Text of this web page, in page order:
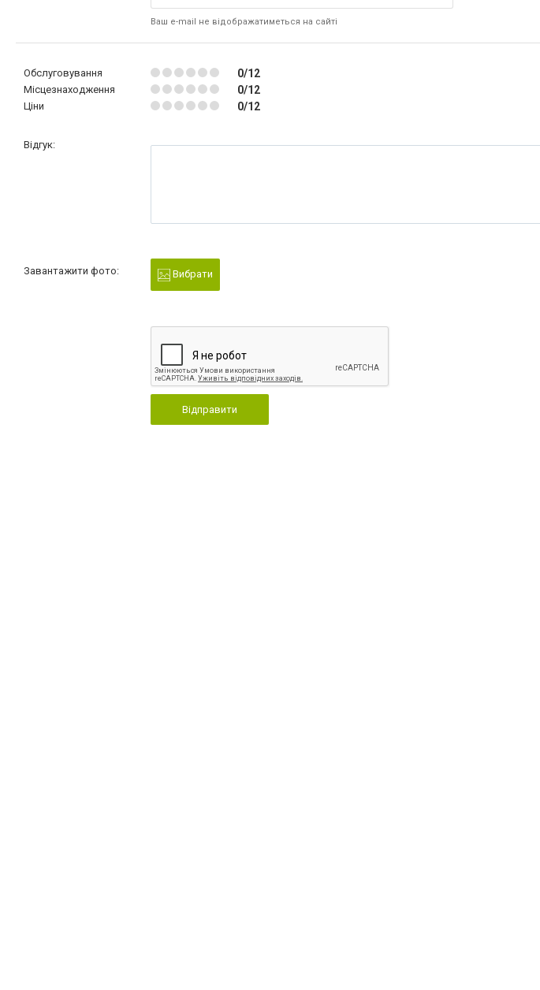
Ваш e-mail не відображатиметься на сайті
Обслуговування 0/12
Місцезнаходження 0/12
Ціни 0/12
Відгук:
Завантажити фото: Вибрати
Відправити